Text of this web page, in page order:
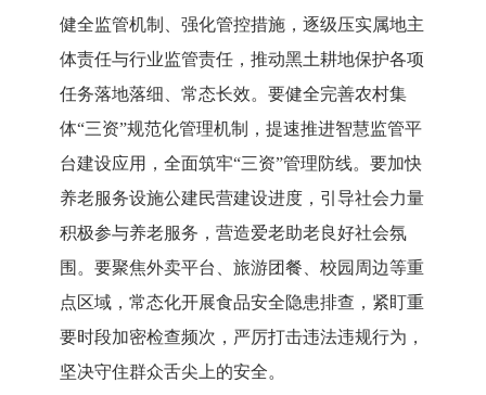
健全监管机制、强化管控措施，逐级压实属地主
体责任与行业监管责任，推动黑土耕地保护各项
任务落地落细、常态长效。要健全完善农村集
体“三资”规范化管理机制，提速推进智慧监管平
台建设应用，全面筑牢“三资”管理防线。要加快
养老服务设施公建民营建设进度，引导社会力量
积极参与养老服务，营造爱老助老良好社会氛
围。要聚焦外卖平台、旅游团餐、校园周边等重
点区域，常态化开展食品安全隐患排查，紧盯重
要时段加密检查频次，严厉打击违法违规行为，
坚决守住群众舌尖上的安全。